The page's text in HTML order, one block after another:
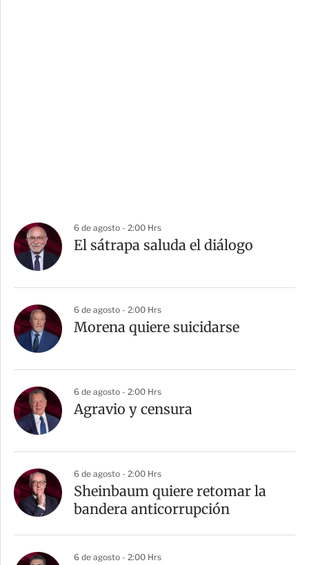
6 de agosto - 2:00 Hrs
El sátrapa saluda el diálogo
6 de agosto - 2:00 Hrs
Morena quiere suicidarse
6 de agosto - 2:00 Hrs
Agravio y censura
6 de agosto - 2:00 Hrs
Sheinbaum quiere retomar la
bandera anticorrupción
6 de agosto - 2:00 Hrs